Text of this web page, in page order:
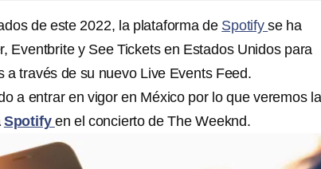
de este 2022, la plataforma de Spotifyse ha
Eventbrite y See Tickets en Estados Unidos para
a través de su nuevo Live Events Feed.
a entrar en vigor en México por lo que veremos la
Spotify en el concierto de The Weeknd.